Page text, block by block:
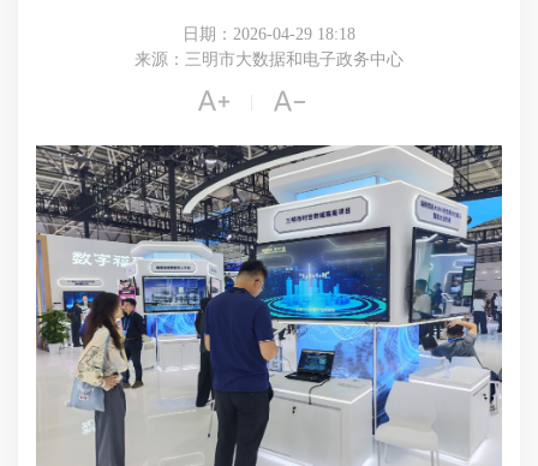
日期：2026-04-29 18:18
来源：三明市大数据和电子政务中心
 